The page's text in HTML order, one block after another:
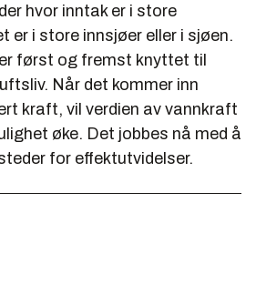
hvor inntak er i store
er i store innsjøer eller i sjøen.
først og fremst knyttet til
Når det kommer inn
kraft, vil verdien av vannkraft
øke. Det jobbes nå med å
for effektutvidelser.